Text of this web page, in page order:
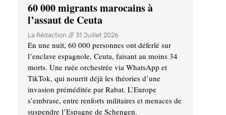
60 000 migrants marocains à
l’assaut de Ceuta
La Rédaction 31 Juillet 2026
En une nuit, 60 000 personnes ont déferlé sur
l’enclave espagnole, Ceuta, faisant au moins 34
morts. Une ruée orchestrée via WhatsApp et
TikTok, qui nourrit déjà les théories d’une
invasion préméditée par Rabat. L’Europe
s’embrase, entre renforts militaires et menaces de
suspendre l’Espagne de Schengen.